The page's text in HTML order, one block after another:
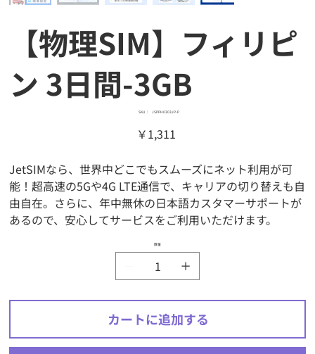
【物理SIM】フィリピ
ン 3日間-3GB
SKU：
SKU：
P
JSPPH0303JP-P
価
格
￥1,311
JetSIMなら、世界中どこでもスムーズにネット利用が可
能！超高速の5Gや4G LTE通信で、キャリアの切り替えも自
由自在。さらに、年中無休の日本語カスタマーサポートが
あるので、安心してサービスをご利用いただけます。
数量
カートに追加する